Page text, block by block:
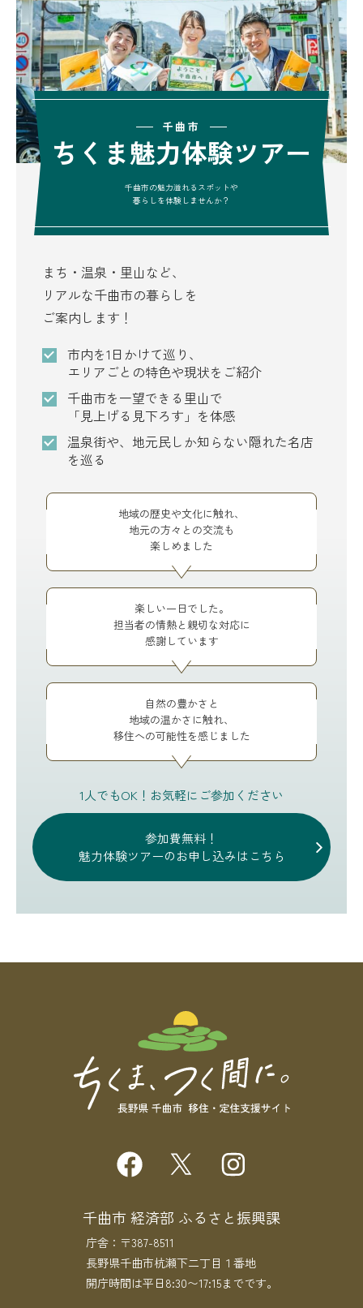
千曲市
ちくま魅力体験ツアー
千曲市の魅力溢れるスポットや
暮らしを体験しませんか？
まち・温泉・里山など、
リアルな千曲市の暮らしを
ご案内します！
市内を1日かけて巡り、
エリアごとの特色や現状をご紹介
千曲市を一望できる里山で
「見上げる見下ろす」を体感
温泉街や、地元民しか知らない隠れた名店
を巡る
地域の歴史や文化に触れ、
地元の方々との交流も
楽しめました
楽しい一日でした。
担当者の情熱と親切な対応に
感謝しています
自然の豊かさと
地域の温かさに触れ、
移住への可能性を感じました
1人でもOK！お気軽にご参加ください
参加費無料！
魅力体験ツアーのお申し込みはこちら
千曲市 経済部 ふるさと振興課
庁舎：〒387-8511
長野県千曲市杭瀬下二丁目１番地
開庁時間は平日8:30〜17:15までです。